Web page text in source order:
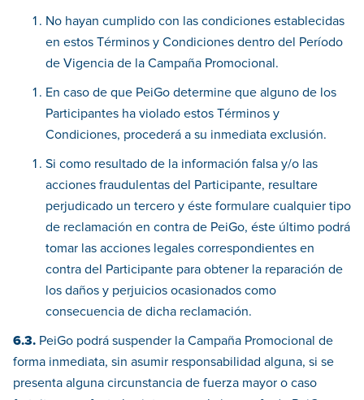
No hayan cumplido con las condiciones establecidas
en estos Términos y Condiciones dentro del Período
de Vigencia de la Campaña Promocional.
En caso de que PeiGo determine que alguno de los
Participantes ha violado estos Términos y
Condiciones, procederá a su inmediata exclusión.
Si como resultado de la información falsa y/o las
acciones fraudulentas del Participante, resultare
perjudicado un tercero y éste formulare cualquier tipo
de reclamación en contra de PeiGo, éste último podrá
tomar las acciones legales correspondientes en
contra del Participante para obtener la reparación de
los daños y perjuicios ocasionados como
consecuencia de dicha reclamación.
6.3. PeiGo podrá suspender la Campaña Promocional de
forma inmediata, sin asumir responsabilidad alguna, si se
presenta alguna circunstancia de fuerza mayor o caso